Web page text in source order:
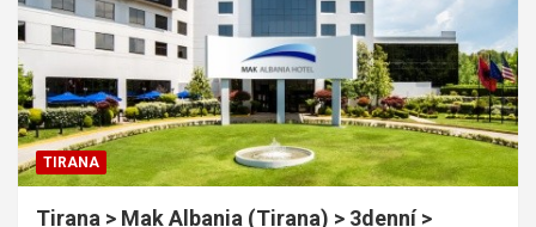
TIRANA
Tirana > Mak Albania (Tirana) > 3denní >